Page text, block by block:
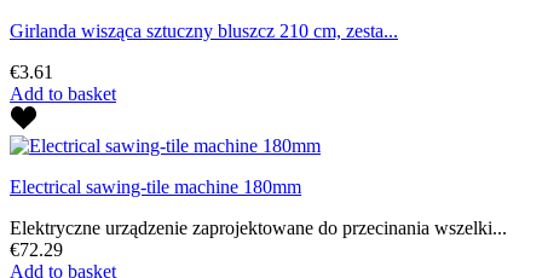
Girlanda wisząca sztuczny bluszcz 210 cm, zesta...
€3.61
Add to basket
Electrical sawing-tile machine 180mm
Elektryczne urządzenie zaprojektowane do przecinania wszelki...
€72.29
Add to basket